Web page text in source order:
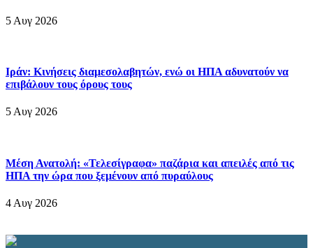
5 Αυγ 2026
Ιράν: Κινήσεις διαμεσολαβητών, ενώ οι ΗΠΑ αδυνατούν να
επιβάλουν τους όρους τους
5 Αυγ 2026
Μέση Ανατολή: «Τελεσίγραφα» παζάρια και απειλές από τις
ΗΠΑ την ώρα που ξεμένουν από πυραύλους
4 Αυγ 2026